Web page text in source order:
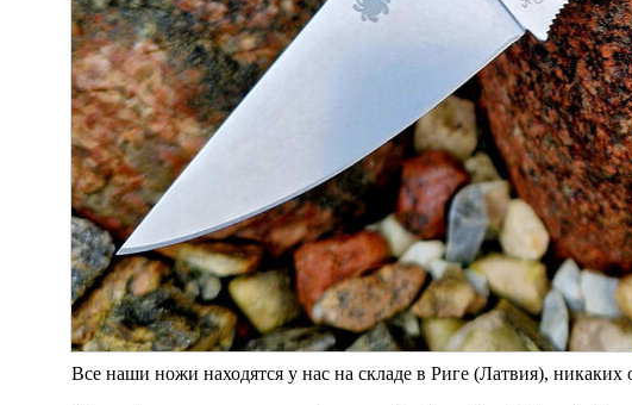
Все наши ножи находятся у нас на складе в Риге (Латвия),